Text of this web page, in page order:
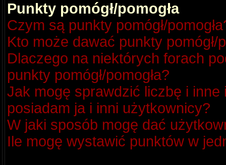
Punkty pomógł/pomogła
Czym są punkty pomógł/
Kto może dawać punkty pomógł/
Dlaczego na niektórych forach
punkty pomógł/pomogła?
Jak mogę sprawdzić liczbę i
posiadam ja i inni użytkownicy?
W jaki sposób mogę dać
Ile mogę wystawić punktów w